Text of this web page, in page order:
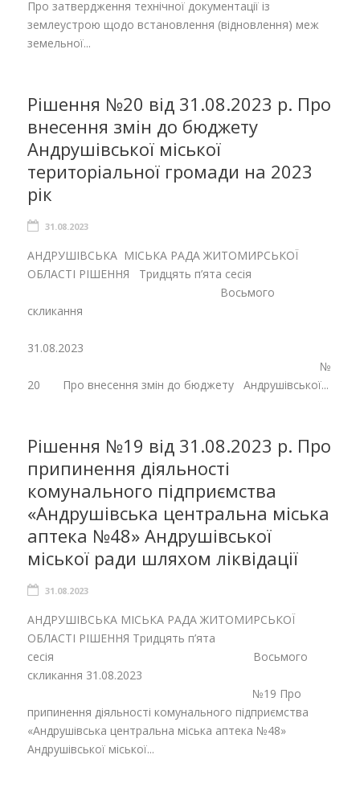
Про затвердження технічної документації із
землеустрою щодо встановлення (відновлення) меж
земельної...
Рішення №20 від 31.08.2023 р. Про
внесення змін до бюджету
Андрушівської міської
територіальної громади на 2023
рік
31.08.2023
АНДРУШІВСЬКА МІСЬКА РАДА ЖИТОМИРСЬКОЇ
ОБЛАСТІ РІШЕННЯ Тридцять п’ята сесія
Восьмого
скликання
31.08.2023
№
20 Про внесення змін до бюджету Андрушівської...
Рішення №19 від 31.08.2023 р. Про
припинення діяльності
комунального підприємства
«Андрушівська центральна міська
аптека №48» Андрушівської
міської ради шляхом ліквідації
31.08.2023
АНДРУШІВСЬКА МІСЬКА РАДА ЖИТОМИРСЬКОЇ
ОБЛАСТІ РІШЕННЯ Тридцять п’ята
сесія Восьмого
скликання 31.08.2023
№19 Про
припинення діяльності комунального підприємства
«Андрушівська центральна міська аптека №48»
Андрушівської міської...